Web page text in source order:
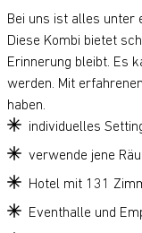
Bei uns ist alles unter
Diese Kombi bietet
Erinnerung bleibt. Es
werden. Mit
haben.
individuelles
verwende jene
Hotel mit 131
Eventhalle und